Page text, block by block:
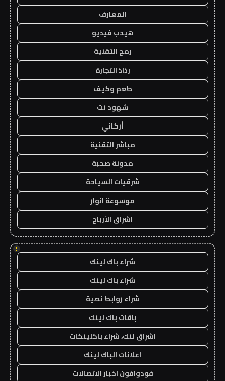
المعارف
هيدب فيديو
رمح التقنية
رذاذ التجارة
طعم وكيف
شهود نت
أركاني
مباشر التقنية
مدونة صحبة
شرقيات السياحة
موسوعة انوار
اشراق الأرباح
!
شراء باك لينك
شراء باك لينك
شراء روابط نصية
باقات باك لينك
اشراق لنك، شراء باكلينكات
اعلانات الباك لينك
فودوافون اخبار الاتصالات